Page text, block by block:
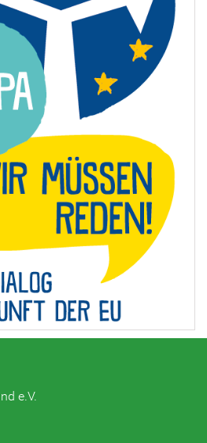
e.V.